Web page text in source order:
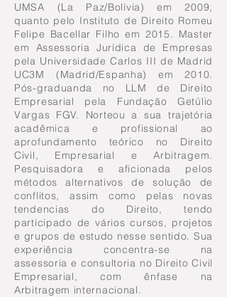
UMSA (La Paz/Bolívia) em 2009,
quanto pelo Instituto de Direito Romeu
Felipe Bacellar Filho em 2015. Master
em Assessoria Jurídica de Empresas
pela Universidade Carlos III de Madrid
UC3M (Madrid/Espanha) em 2010.
Pós-graduanda no LLM de Direito
Empresarial pela Fundação Getúlio
Vargas FGV. Norteou a sua trajetória
acadêmica e profissional ao
aprofundamento teórico no Direito
Civil, Empresarial e Arbitragem.
Pesquisadora e aficionada pelos
métodos alternativos de solução de
conflitos, assim como pelas novas
tendencias do Direito, tendo
participado de vários cursos, projetos
e grupos de estudo nesse sentido. Sua
experiência concentra-se na
assessoria e consultoria no Direito Civil
Empresarial, com ênfase na
Arbitragem internacional.